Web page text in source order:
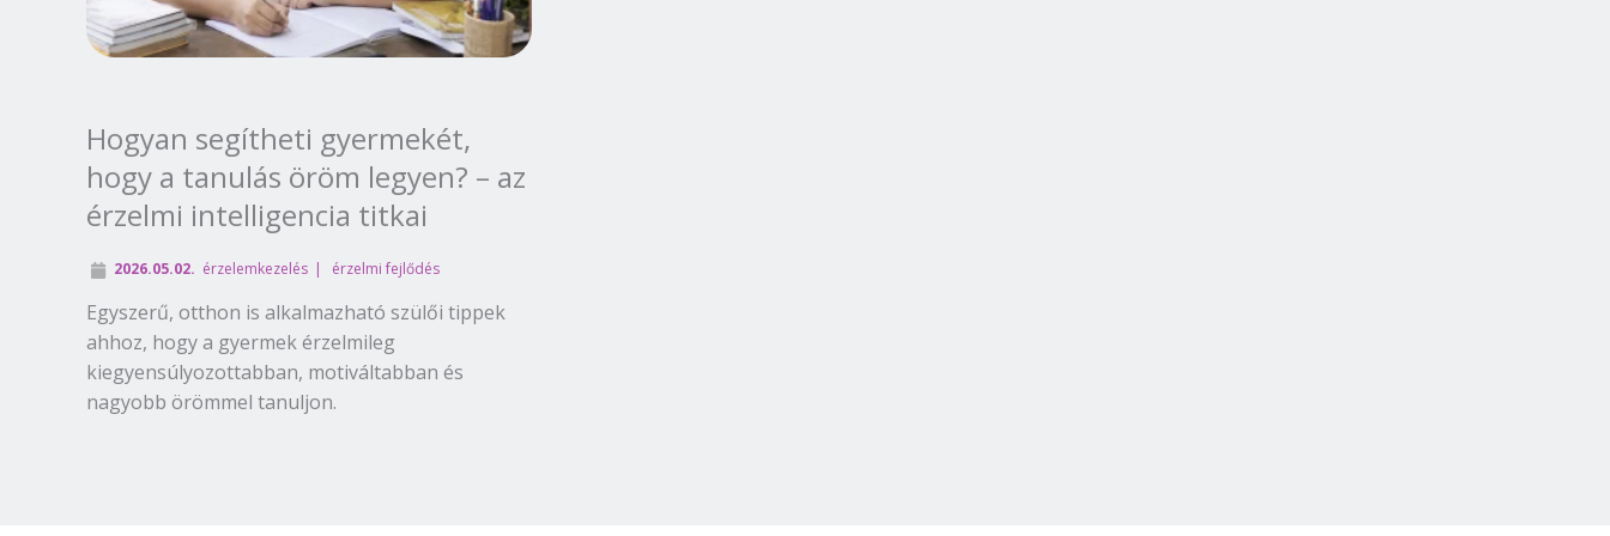
Hogyan segítheti gyermekét,
hogy a tanulás öröm legyen? – az
érzelmi intelligencia titkai
2026.05.02. érzelemkezelés érzelmi fejlődés
Egyszerű, otthon is alkalmazható szülői tippek
ahhoz, hogy a gyermek érzelmileg
kiegyensúlyozottabban, motiváltabban és
nagyobb örömmel tanuljon.